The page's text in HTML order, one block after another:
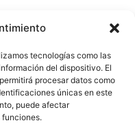
tecnologías como las
del dispositivo. El
procesar datos como
únicas en este
puede afectar